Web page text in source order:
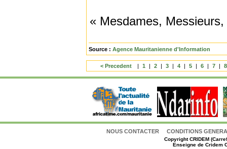
« Mesdames, Messieurs,
Source : Agence Mauritanienne d'Information
< Precedent | 1 | 2 | 3 | 4 | 5 | 6 | 7 | 8
NOUS CONTACTER CONDITIONS
CopyrightCRIDEM
Enseigne de Cridem